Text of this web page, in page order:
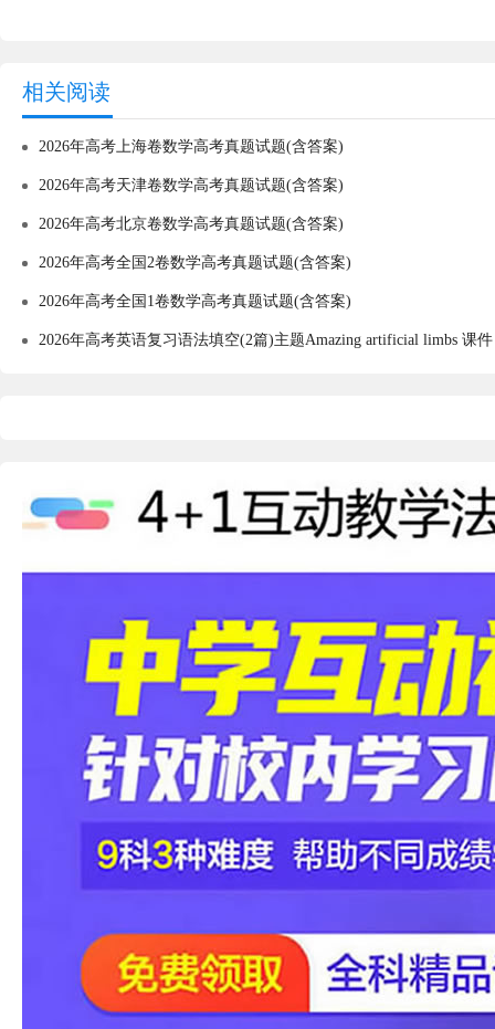
相关阅读
2026年高考上海卷数学高考真题试题(含答案)
2026年高考天津卷数学高考真题试题(含答案)
2026年高考北京卷数学高考真题试题(含答案)
2026年高考全国2卷数学高考真题试题(含答案)
2026年高考全国1卷数学高考真题试题(含答案)
2026年高考英语复习语法填空(2篇)主题Amazing artificial limbs 课件